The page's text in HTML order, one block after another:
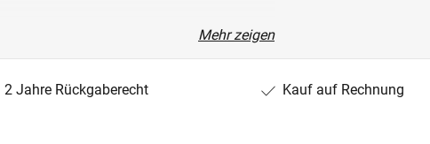
Mehr zeigen
2 Jahre Rückgaberecht Kauf auf Rechnung